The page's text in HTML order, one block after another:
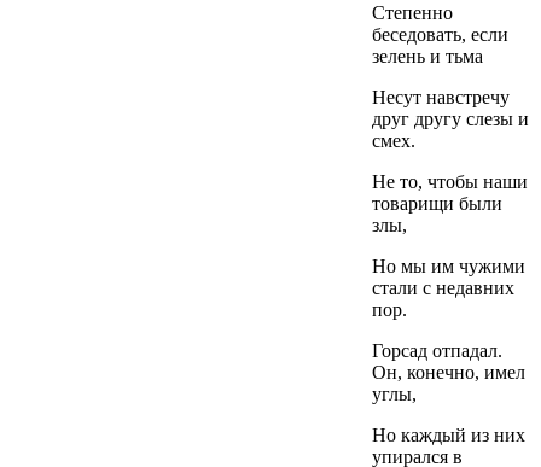
Степенно
беседовать, если
зелень и тьма
Несут навстречу
друг другу слезы и
смех.
Не то, чтобы наши
товарищи были
злы,
Но мы им чужими
стали с недавних
пор.
Горсад отпадал.
Он, конечно, имел
углы,
Но каждый из них
упирался в